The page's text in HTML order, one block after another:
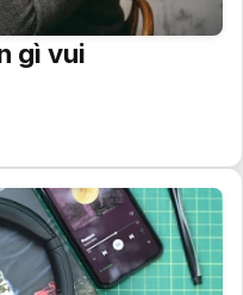
gì vui